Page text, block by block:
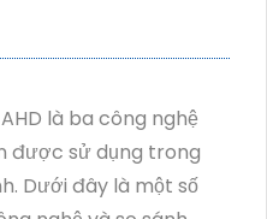
là ba công nghệ
được sử dụng trong
Dưới đây là một số